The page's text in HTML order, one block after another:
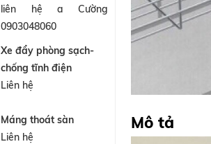
liên hệ a Cường
0903048060
Xe đẩy phòng sạch-
chống tĩnh điện
Liên hệ
Máng thoát sàn
Liên hệ